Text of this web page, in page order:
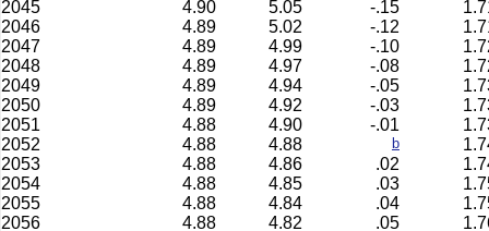
2045
4.90 5.05 -.15
2046
4.89 5.02 -.12
2047
4.89 4.99 -.10
2048
4.89 4.97 -.08
2049
4.89 4.94 -.05
2050
4.89 4.92 -.03
2051
4.88 4.90 -.01
2052
4.88 4.88 b
2053
4.88 4.86 .02
2054
4.88 4.85 .03
2055
4.88 4.84 .04
2056
4.88 4.82 .05